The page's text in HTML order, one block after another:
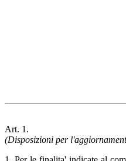
Art. 1.
(Disposizioni per